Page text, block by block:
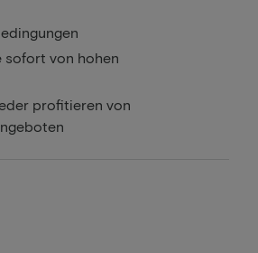
sofort von hohen
profitieren von